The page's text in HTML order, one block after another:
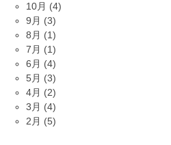
10月 (4)
9月 (3)
8月 (1)
7月 (1)
6月 (4)
5月 (3)
4月 (2)
3月 (4)
2月 (5)